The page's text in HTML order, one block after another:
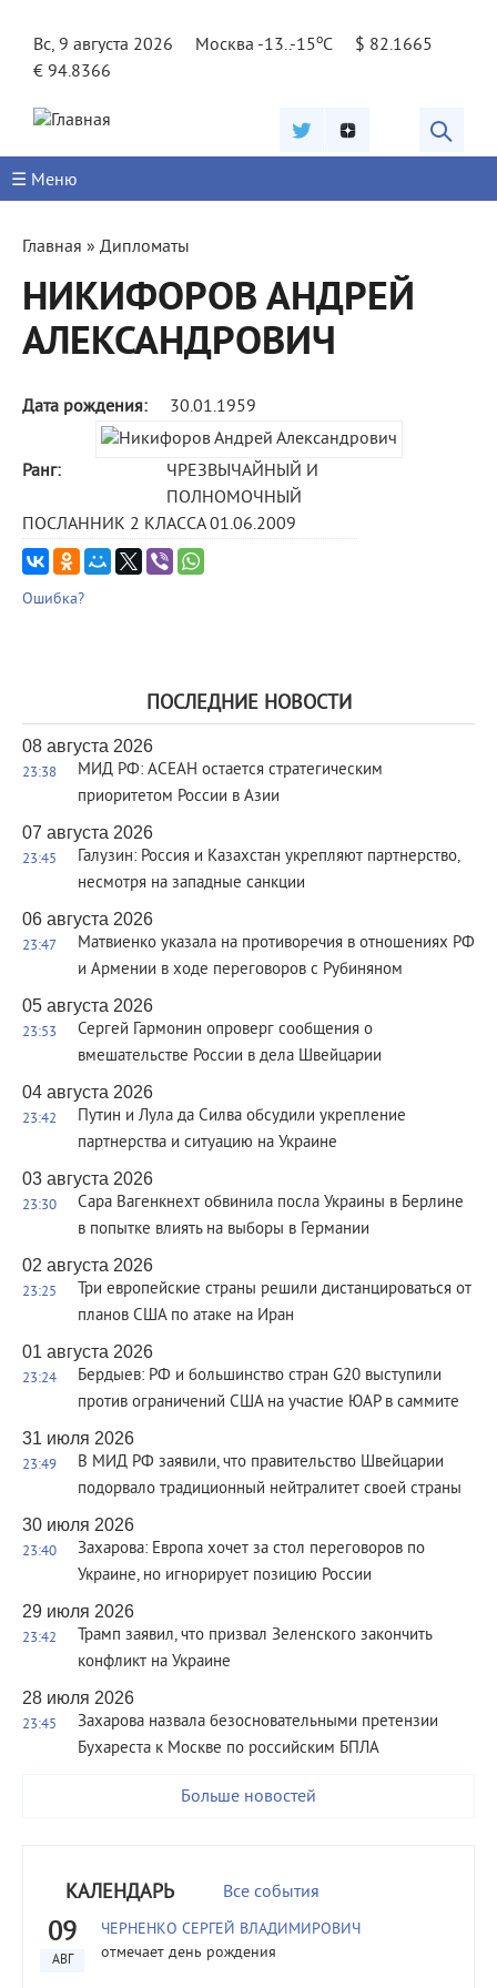
Вс, 9 августа 2026
Москва -13..-15oC
$ 82.1665
€ 94.8366
☰ Меню
Вы
здесь
Главная » Дипломаты
НИКИФОРОВ АНДРЕЙ
АЛЕКСАНДРОВИЧ
Дата рождения: 30.01.1959
Ранг:
ЧРЕЗВЫЧАЙНЫЙ И
ПОЛНОМОЧНЫЙ
ПОСЛАННИК 2 КЛАССА 01.06.2009
Ошибка?
ПОСЛЕДНИЕ НОВОСТИ
08 августа 2026
23:38
МИД РФ: АСЕАН остается стратегическим
приоритетом России в Азии
07 августа 2026
23:45
Галузин: Россия и Казахстан укрепляют партнерство,
несмотря на западные санкции
06 августа 2026
23:47
Матвиенко указала на противоречия в отношениях РФ
и Армении в ходе переговоров с Рубиняном
05 августа 2026
23:53
Сергей Гармонин опроверг сообщения о
вмешательстве России в дела Швейцарии
04 августа 2026
23:42
Путин и Лула да Силва обсудили укрепление
партнерства и ситуацию на Украине
03 августа 2026
23:30
Сара Вагенкнехт обвинила посла Украины в Берлине
в попытке влиять на выборы в Германии
02 августа 2026
23:25
Три европейские страны решили дистанцироваться от
планов США по атаке на Иран
01 августа 2026
23:24
Бердыев: РФ и большинство стран G20 выступили
против ограничений США на участие ЮАР в саммите
31 июля 2026
23:49
В МИД РФ заявили, что правительство Швейцарии
подорвало традиционный нейтралитет своей страны
30 июля 2026
23:40
Захарова: Европа хочет за стол переговоров по
Украине, но игнорирует позицию России
29 июля 2026
23:42
Трамп заявил, что призвал Зеленского закончить
конфликт на Украине
28 июля 2026
23:45
Захарова назвала безосновательными претензии
Бухареста к Москве по российским БПЛА
Больше новостей
КАЛЕНДАРЬ Все события
09
АВГ
ЧЕРНЕНКО СЕРГЕЙ ВЛАДИМИРОВИЧ
отмечает день рождения